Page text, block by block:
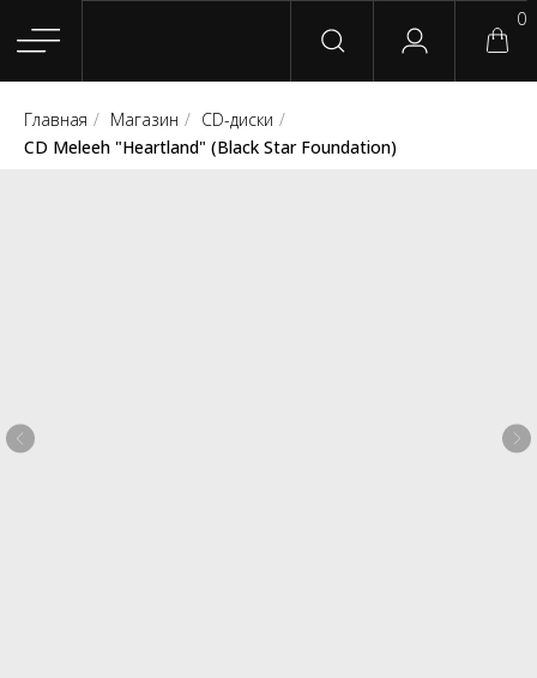
Главная Магазин Группы
Главная / Магазин / CD-диски /
CD Meleeh "Heartland" (Black Star Foundation)